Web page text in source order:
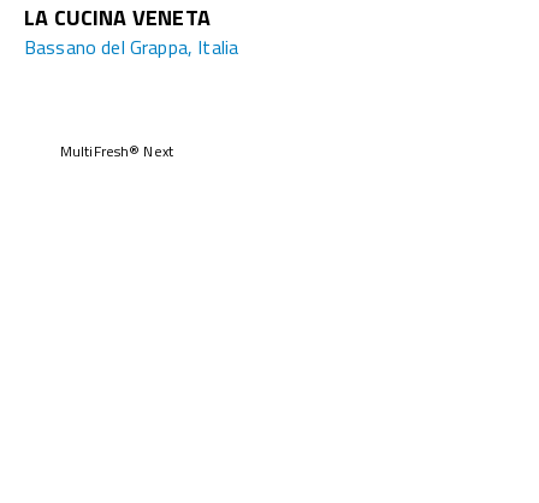
LA CUCINA VENETA
Bassano del Grappa, Italia
MultiFresh® Next